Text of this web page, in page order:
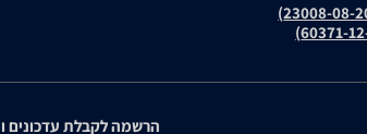
הרשמה לקבלת עדכונים